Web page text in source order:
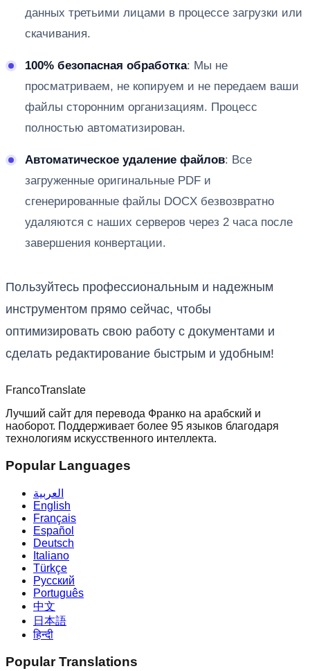
данных третьими лицами в процессе загрузки или
скачивания.
100% безопасная обработка: Мы не
просматриваем, не копируем и не передаем ваши
файлы сторонним организациям. Процесс
полностью автоматизирован.
Автоматическое удаление файлов: Все
загруженные оригинальные PDF и
сгенерированные файлы DOCX безвозвратно
удаляются с наших серверов через 2 часа после
завершения конвертации.
Пользуйтесь профессиональным и надежным
инструментом прямо сейчас, чтобы
оптимизировать свою работу с документами и
сделать редактирование быстрым и удобным!
FrancoTranslate
Лучший сайт для перевода Франко на арабский и
наоборот. Поддерживает более 95 языков благодаря
технологиям искусственного интеллекта.
Popular Languages
العربية
English
Français
Español
Deutsch
Italiano
Türkçe
Русский
Português
中文
日本語
हिन्दी
Popular Translations